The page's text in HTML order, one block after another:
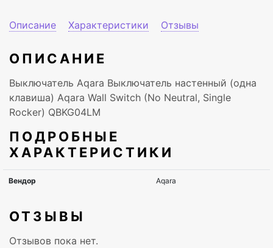
Описание Характеристики Отзывы
ОПИСАНИЕ
Выключатель Aqara Выключатель настенный (одна
клавиша) Aqara Wall Switch (No Neutral, Single
Rocker) QBKG04LM
ПОДРОБНЫЕ
ХАРАКТЕРИСТИКИ
ОТЗЫВЫ
Отзывов пока нет.